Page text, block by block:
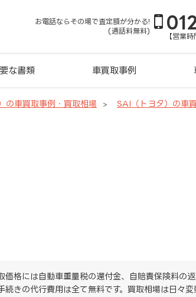
お電話ならその場で査定額が分かる!
(通話料無料)
【営業
な書類 車買取事例
の車買取事例・買取相場
SAI（トヨタ）の車
価格には自動車重量税の還付金、自賠責保険料の
続きの代行費用は全て無料です。買取相場は日々